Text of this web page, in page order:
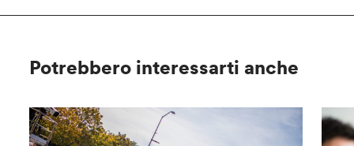
Potrebbero interessarti anche